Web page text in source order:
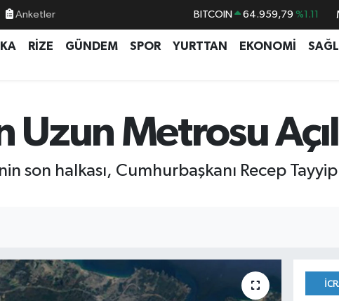
Anketler DOLAR 47,7436 %0.18
EURO 55,2510 %0.32
13.779
BITCOIN 64.959,79 %1.11
RİZE GÜNDEM SPOR YURTTAN EKONOMİ
Metrosu
son halkası, Cumhurbaşkanı Recep